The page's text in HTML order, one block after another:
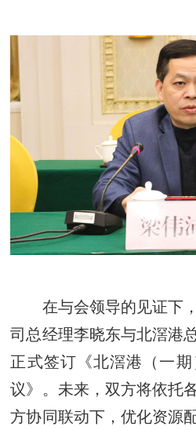
在与会领导的见证下
司总经理李晓东与北滘港
正式签订《北滘港（一
议》。未来，双方将依托
方协同联动下，优化资源